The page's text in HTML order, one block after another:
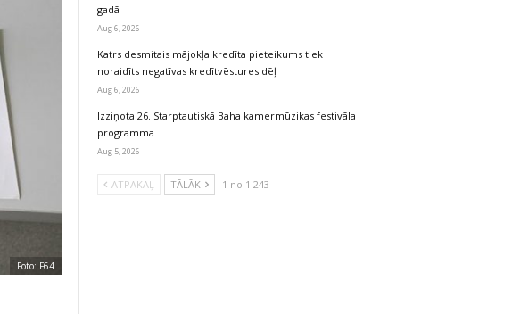
Foto: F64
gadā
Aug 6, 2026
Katrs desmitais mājokļa kredīta pieteikums tiek
noraidīts negatīvas kredītvēstures dēļ
Aug 6, 2026
Izziņota 26. Starptautiskā Baha kamermūzikas festivāla
programma
Aug 5, 2026
ATPAKAĻ TĀLĀK 1 no 1 243